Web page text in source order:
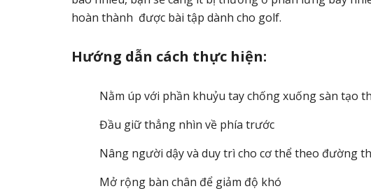
hoàn thành được bài tập dành cho golf.
Hướng dẫn cách thực hiện:
Nằm úp với phần khuỷu tay chống xuống sàn tạo
Đầu giữ thẳng nhìn về phía trước
Nâng người dậy và duy trì cho cơ thể theo đường
Mở rộng bàn chân để giảm độ khó